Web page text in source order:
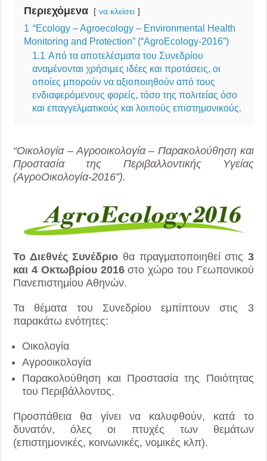
Περιεχόμενα να κλείσει
1 “Ecology – Agroecology – Environmental Health
Monitoring and Protection” (“AgroEcology-2016”)
1.1 Από τα αποτελέσματα του Συνεδρίου
αναμένονται χρήσιμες ιδέες και προτάσεις, οι
οποίες μπορούν να αξιοποιηθούν από τους
ενδιαφερόμενους φορείς, τόσο της πολιτείας όσο
και επαγγελματικούς και λοιπούς επιστημονικούς.
“Οικολογία – Αγροοικολογία – Παρακολούθηση και
Προστασία της Περιβαλλοντικής Υγείας
(ΑγροΟικολογία-2016”).
Το Διεθνές Συνέδριο θα πραγματοποιηθεί στις 3
και 4 Οκτωβρίου 2016στο χώρο του Γεωπονικού
Πανεπιστημίου Αθηνών.
Τα θέματα του Συνεδρίου εμπίπτουν στις 3
παρακάτω ενότητες:
Οικολογία
Αγροοικολογία
Παρακολούθηση και Προστασία της Ποιότητας
του Περιβάλλοντος.
Προσπάθεια θα γίνει να καλυφθούν, κατά το
δυνατόν, όλες οι πτυχές των θεμάτων
(επιστημονικές, κοινωνικές, νομικές κλπ).